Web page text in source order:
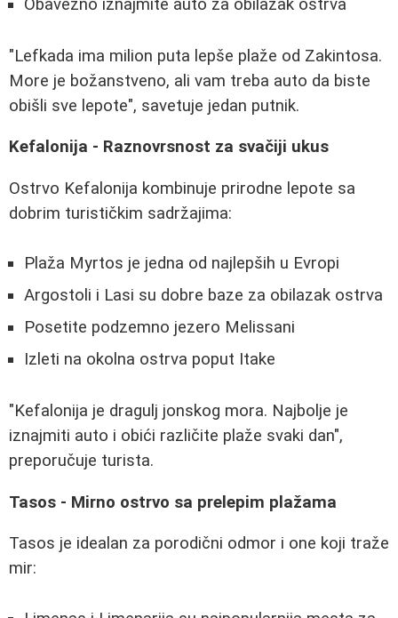
Obavezno iznajmite auto za obilazak ostrva
"Lefkada ima milion puta lepše plaže od Zakintosa.
More je božanstveno, ali vam treba auto da biste
obišli sve lepote", savetuje jedan putnik.
Kefalonija - Raznovrsnost za svačiji ukus
Ostrvo Kefalonija kombinuje prirodne lepote sa
dobrim turističkim sadržajima:
Plaža Myrtos je jedna od najlepših u Evropi
Argostoli i Lasi su dobre baze za obilazak ostrva
Posetite podzemno jezero Melissani
Izleti na okolna ostrva poput Itake
"Kefalonija je dragulj jonskog mora. Najbolje je
iznajmiti auto i obići različite plaže svaki dan",
preporučuje turista.
Tasos - Mirno ostrvo sa prelepim plažama
Tasos je idealan za porodični odmor i one koji traže
mir: